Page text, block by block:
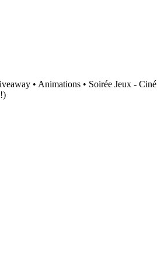
• Animations • Soirée Jeux -